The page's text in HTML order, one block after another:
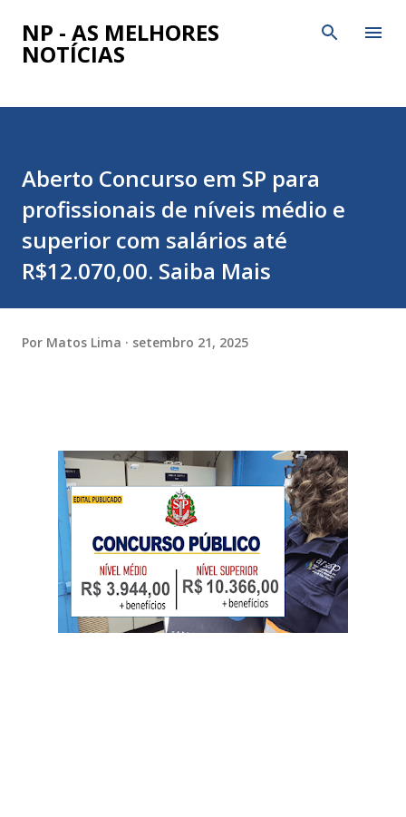
Pular para o conteúdo principal
NP - AS MELHORES
NOTÍCIAS
Aberto Concurso em SP para
profissionais de níveis médio e
superior com salários até
R$12.070,00. Saiba Mais
Por Matos Lima setembro 21, 2025